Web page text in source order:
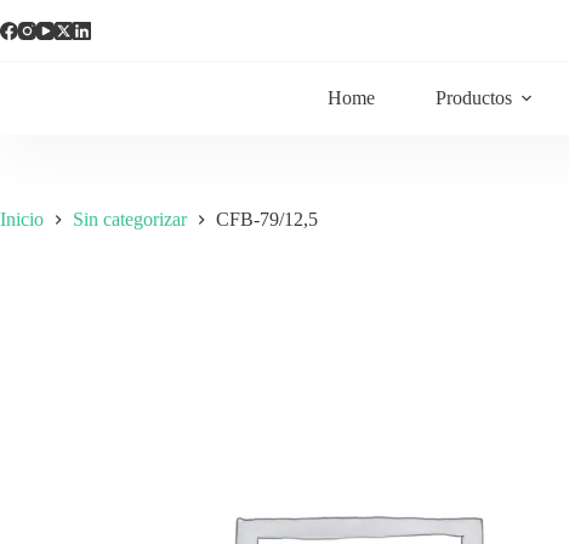
Home Productos
Inicio Sin categorizar CFB-79/12,5